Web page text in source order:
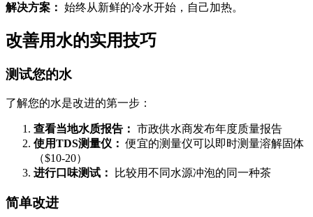
解决方案： 始终从新鲜的冷水开始，自己加热。
改善用水的实用技巧
测试您的水
了解您的水是改进的第一步：
查看当地水质报告： 市政供水商发布年度质量报告
使用TDS测量仪： 便宜的测量仪可以即时测量溶解固体
（$10-20）
进行口味测试：
比较用不同水源冲泡的同一种茶
简单改进